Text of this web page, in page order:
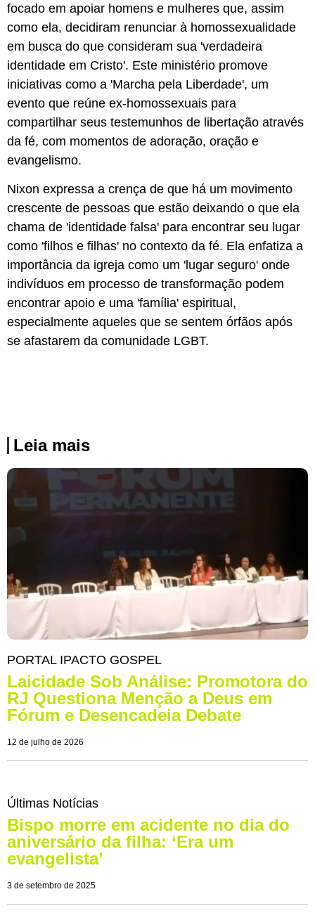
focado em apoiar homens e mulheres que, assim
como ela, decidiram renunciar à homossexualidade
em busca do que consideram sua 'verdadeira
identidade em Cristo'. Este ministério promove
iniciativas como a 'Marcha pela Liberdade', um
evento que reúne ex-homossexuais para
compartilhar seus testemunhos de libertação através
da fé, com momentos de adoração, oração e
evangelismo.
Nixon expressa a crença de que há um movimento
crescente de pessoas que estão deixando o que ela
chama de 'identidade falsa' para encontrar seu lugar
como 'filhos e filhas' no contexto da fé. Ela enfatiza a
importância da igreja como um 'lugar seguro' onde
indivíduos em processo de transformação podem
encontrar apoio e uma 'família' espiritual,
especialmente aqueles que se sentem órfãos após
se afastarem da comunidade LGBT.
Leia mais
PORTAL IPACTO GOSPEL
Laicidade Sob Análise: Promotora do
RJ Questiona Menção a Deus em
Fórum e Desencadeia Debate
12 de julho de 2026
Últimas Notícias
Bispo morre em acidente no dia do
aniversário da filha: ‘Era um
evangelista’
3 de setembro de 2025